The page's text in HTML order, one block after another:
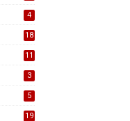
4
18
11
3
5
19